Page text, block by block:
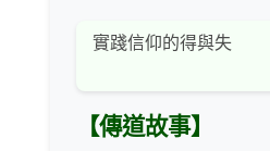
實踐信仰的得與失
【傳道故事】